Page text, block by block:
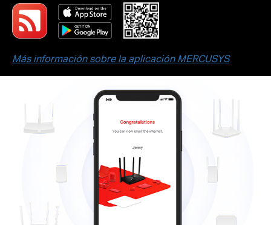
Más información sobre la aplicación MERCUSYS